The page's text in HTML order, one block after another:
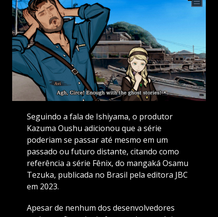
Seguindo a fala de Ishiyama, o produtor
Kazuma Oushu adicionou que a série
poderiam se passar até mesmo em um
passado ou futuro distante, citando como
referência a série Fênix, do mangaká Osamu
Tezuka, publicada no Brasil pela editora JBC
em 2023.
Apesar de nenhum dos desenvolvedores